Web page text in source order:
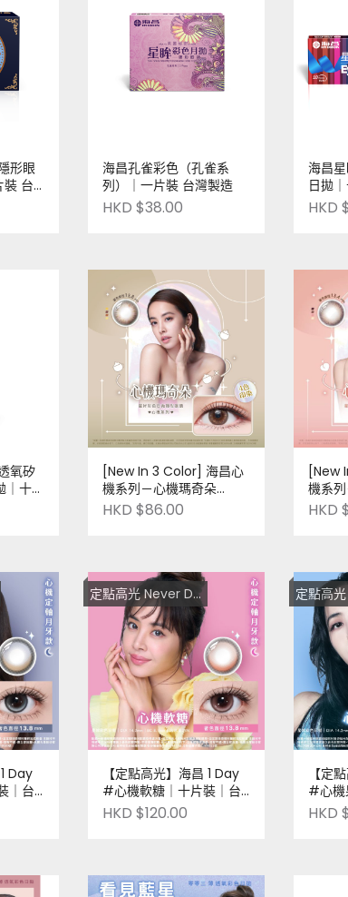
形眼
台
海昌孔雀彩色（孔雀系
列）｜一片裝 台灣製造
HKD $38.00
海昌
日拋
HKD
氧矽
｜十
[New In 3 Color] 海昌心
機系列－心機瑪奇朵
Macchiato | 1 Day | 一盒
十片裝 | 台灣品牌 | Pre-
HKD $86.00
[New
機系
片裝
HKD
Day
｜台
定點高光 Never Die！
【定點高光】海昌 1 Day
#心機軟糖｜十片裝｜台
灣品牌｜Pre-order
HKD $120.00
定點高光
【定
#心機
灣品
HKD